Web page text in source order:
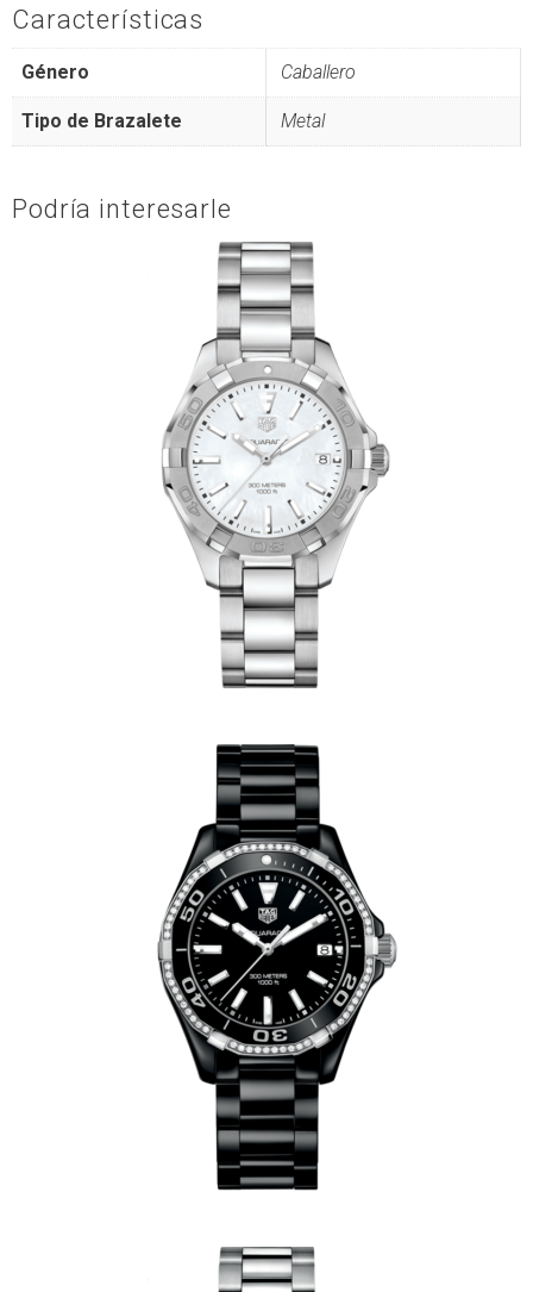
Características
Género Caballero
Tipo de Brazalete Metal
Podría interesarle